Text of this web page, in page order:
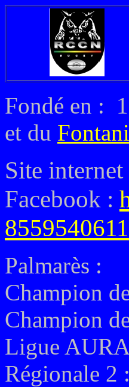
Fondé en :
et du
Site
Facebook :
Palmarès :
Champion
Champion
Ligue
Régionale 2